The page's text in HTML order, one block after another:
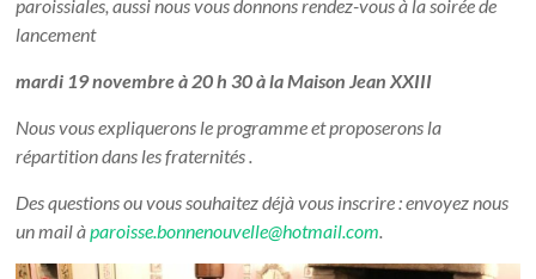
paroissiales, aussi nous vous donnons rendez-vous à la soirée de
lancement
mardi 19 novembre à 20 h 30 à la Maison Jean XXIII
Nous vous expliquerons le programme et proposerons la
répartition dans les fraternités .
Des questions ou vous souhaitez déjà vous inscrire : envoyez nous
un mail àparoisse.bonnenouvelle@hotmail.com.